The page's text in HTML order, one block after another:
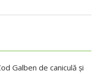
Galben de caniculă și